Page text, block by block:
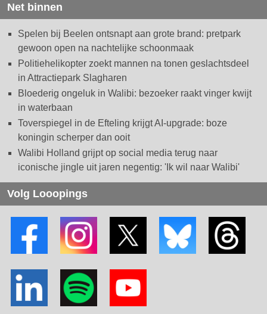
Net binnen
Spelen bij Beelen ontsnapt aan grote brand: pretpark
gewoon open na nachtelijke schoonmaak
Politiehelikopter zoekt mannen na tonen geslachtsdeel
in Attractiepark Slagharen
Bloederig ongeluk in Walibi: bezoeker raakt vinger kwijt
in waterbaan
Toverspiegel in de Efteling krijgt AI-upgrade: boze
koningin scherper dan ooit
Walibi Holland grijpt op social media terug naar
iconische jingle uit jaren negentig: 'Ik wil naar Walibi'
Volg Looopings